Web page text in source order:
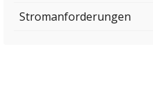
Stromanforderungen